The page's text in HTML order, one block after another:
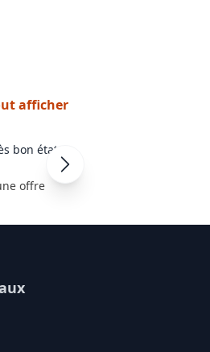
afficher
bon état
offre